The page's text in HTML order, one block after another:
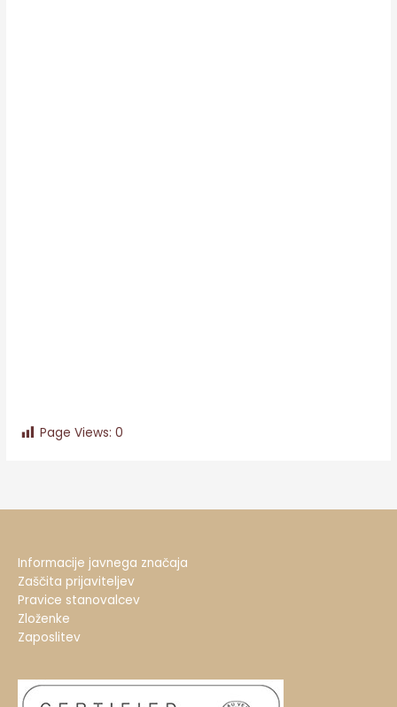
Page Views: 0
Informacije javnega značaja
Zaščita prijaviteljev
Pravice stanovalcev
Zloženke
Zaposlitev